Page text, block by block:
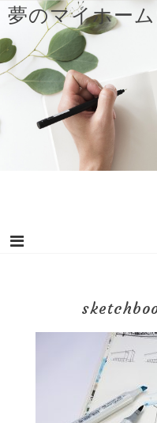
コ
ン
テ
ン
ツ
キ
夢のマイホー